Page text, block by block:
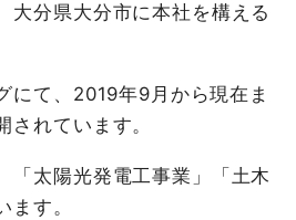
大分県大分市に本社を構える
にて、2019年9月から現在ま
されています。
「太陽光発電工事業」「土木
ます。